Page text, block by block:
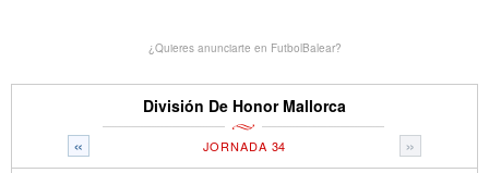
¿Quieres anunciarte en FutbolBalear?
División De Honor Mallorca
« »
JORNADA 34